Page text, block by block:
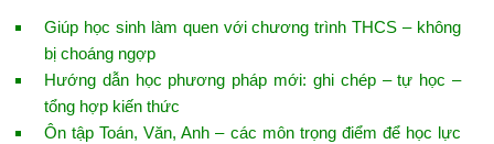
Giúp học sinh làm quen với chương trình THCS – không
bị choáng ngợp
Hướng dẫn học phương pháp mới: ghi chép – tự học –
tổng hợp kiến thức
Ôn tập Toán, Văn, Anh – các môn trọng điểm để học lực